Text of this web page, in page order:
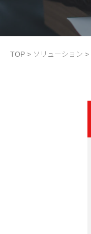
TOP > ソリューション >